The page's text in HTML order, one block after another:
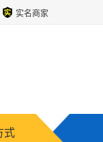
实名商家
式